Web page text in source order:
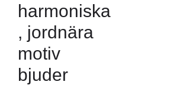
harmoniska
, jordnära
motiv
bjuder